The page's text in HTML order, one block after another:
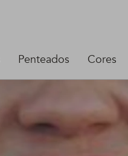
Penteados Cores